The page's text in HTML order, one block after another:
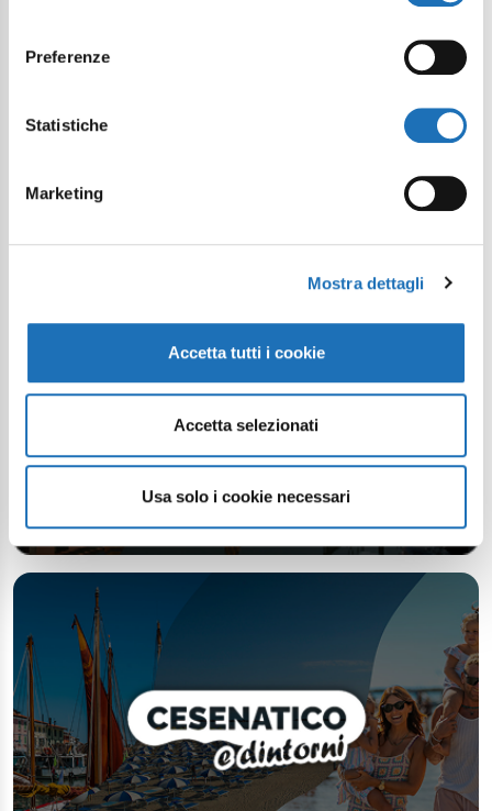
Preferenze
Statistiche
Marketing
Mostra dettagli
Accetta tutti i cookie
Accetta selezionati
Usa solo i cookie necessari